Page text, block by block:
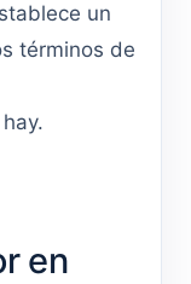
un
términos de
en